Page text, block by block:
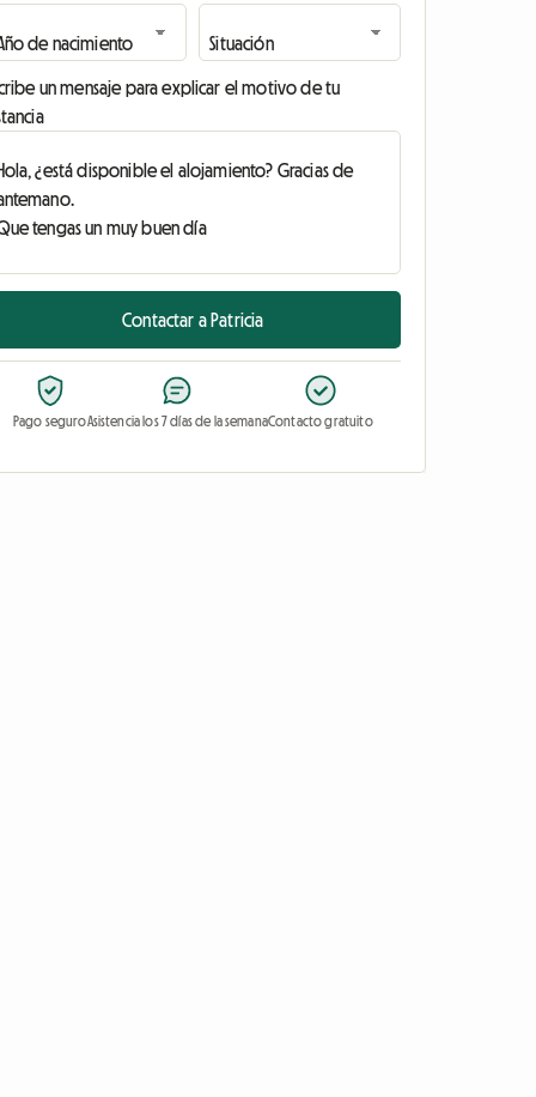
un mensaje para explicar el motivo de tu
Contactar a Patricia
Pago seguroAsistencia los 7 días de la semanaContacto gratuito